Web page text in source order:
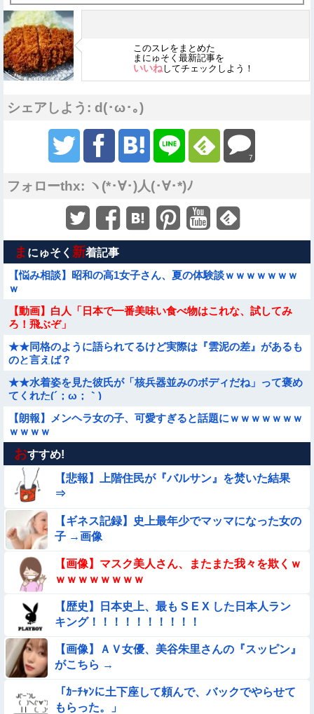
このスレをまとめた
まにゅそく最新記事を
いいねしてチェックしよう！
シェアしよう: d(･ω･｡)
7
フォローthx: ヽ(*･∀･)人(･∀･*)ﾉ
ま にゅそく 新着記事
【悩み相談】昭和の高1女子さん、夏の体験談ｗｗｗｗｗｗｗ
ｗ
【動画】白人「日本で一番美味い食べ物はこれな、試してみ
ろ！飛ぶぞ」
★★同格のように語られてるけど実際は『雲泥の差』があるも
のと言えば？
★★水着姿を見た彼氏が「核兵器並みのボディだね」って褒め
てくれた(´；ω；｀)
【朗報】メンヘラ女の子、可愛すぎると話題にｗｗｗｗｗｗｗ
ｗｗｗｗ
【悲報】イッヌさん、飼い主の『レズプレイ』を見てドン引
き・・・
【動画】南米系のデカパイぽっちゃり女さん、配信がヱ口すぎ
ｗｗｗｗｗｗｗ
【動画】町の中華料理屋さん、娘の採用で人気店になってしま
う
【動画】ピザ屋のバイト女、クッソせこい『ツマミ食い』をし
て炎上
時間強」は1時間＋αだと思ってる😭
【画像】女さん「彼氏が強制わいせつで捕まって謝罪の手紙が
来た」ﾊﾟｼｬｯ
【動画】野犬の群れに襲われた男性、とんでもない方法で制圧
するｗｗｗｗｗｗｗ
【動画】海外の変態、レベチｗｗｗｗｗｗｗ
おすすめ!
【悲報】上階住民が『バルサン』を焚いた結果
⇒
【ギネス記録】史上最年少でマッマになった女の
子 →画像
【画像】マスク美人さん、またまた我々を欺くｗ
ｗｗｗｗｗｗｗｗ
【歴史】日本史上、最も S E X した日本人ラン
キング！！！！！！！！！！
【画像】ＡＶ女優、美谷朱里さんの『スッピン』
がこちら →
「ｶｰﾁｬﾝに土下座して頼んで、バックでやらせて
もらった。」